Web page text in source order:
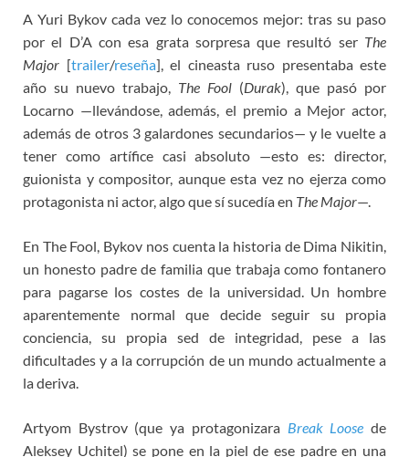
c
e
b
o
o
k
i
t
t
e
r
s
t
o
d
o
n
p
y
L
i
n
k
n
e
a
m
e
n
t
e
r
e
s
t
A Yuri Bykov cada vez lo conocemos mejor: tras su paso
por el D’A con esa grata sorpresa que resultó ser The
Major [trailer/reseña], el cineasta ruso presentaba este
año su nuevo trabajo, The Fool (Durak), que pasó por
Locarno —llevándose, además, el premio a Mejor actor,
además de otros 3 galardones secundarios— y le vuelte a
tener como artífice casi absoluto —esto es: director,
guionista y compositor, aunque esta vez no ejerza como
protagonista ni actor, algo que sí sucedía en The Major—.
En The Fool, Bykov nos cuenta la historia de Dima Nikitin,
un honesto padre de familia que trabaja como fontanero
para pagarse los costes de la universidad. Un hombre
aparentemente normal que decide seguir su propia
conciencia, su propia sed de integridad, pese a las
dificultades y a la corrupción de un mundo actualmente a
la deriva.
Artyom Bystrov (que ya protagonizara Break Loose de
Aleksey Uchitel) se pone en la piel de ese padre en una